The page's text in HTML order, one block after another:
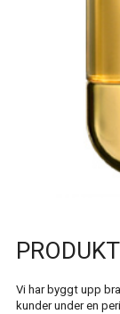
BESTÄLLA
MITT KONTO
Vi har byggt upp
kunder under en